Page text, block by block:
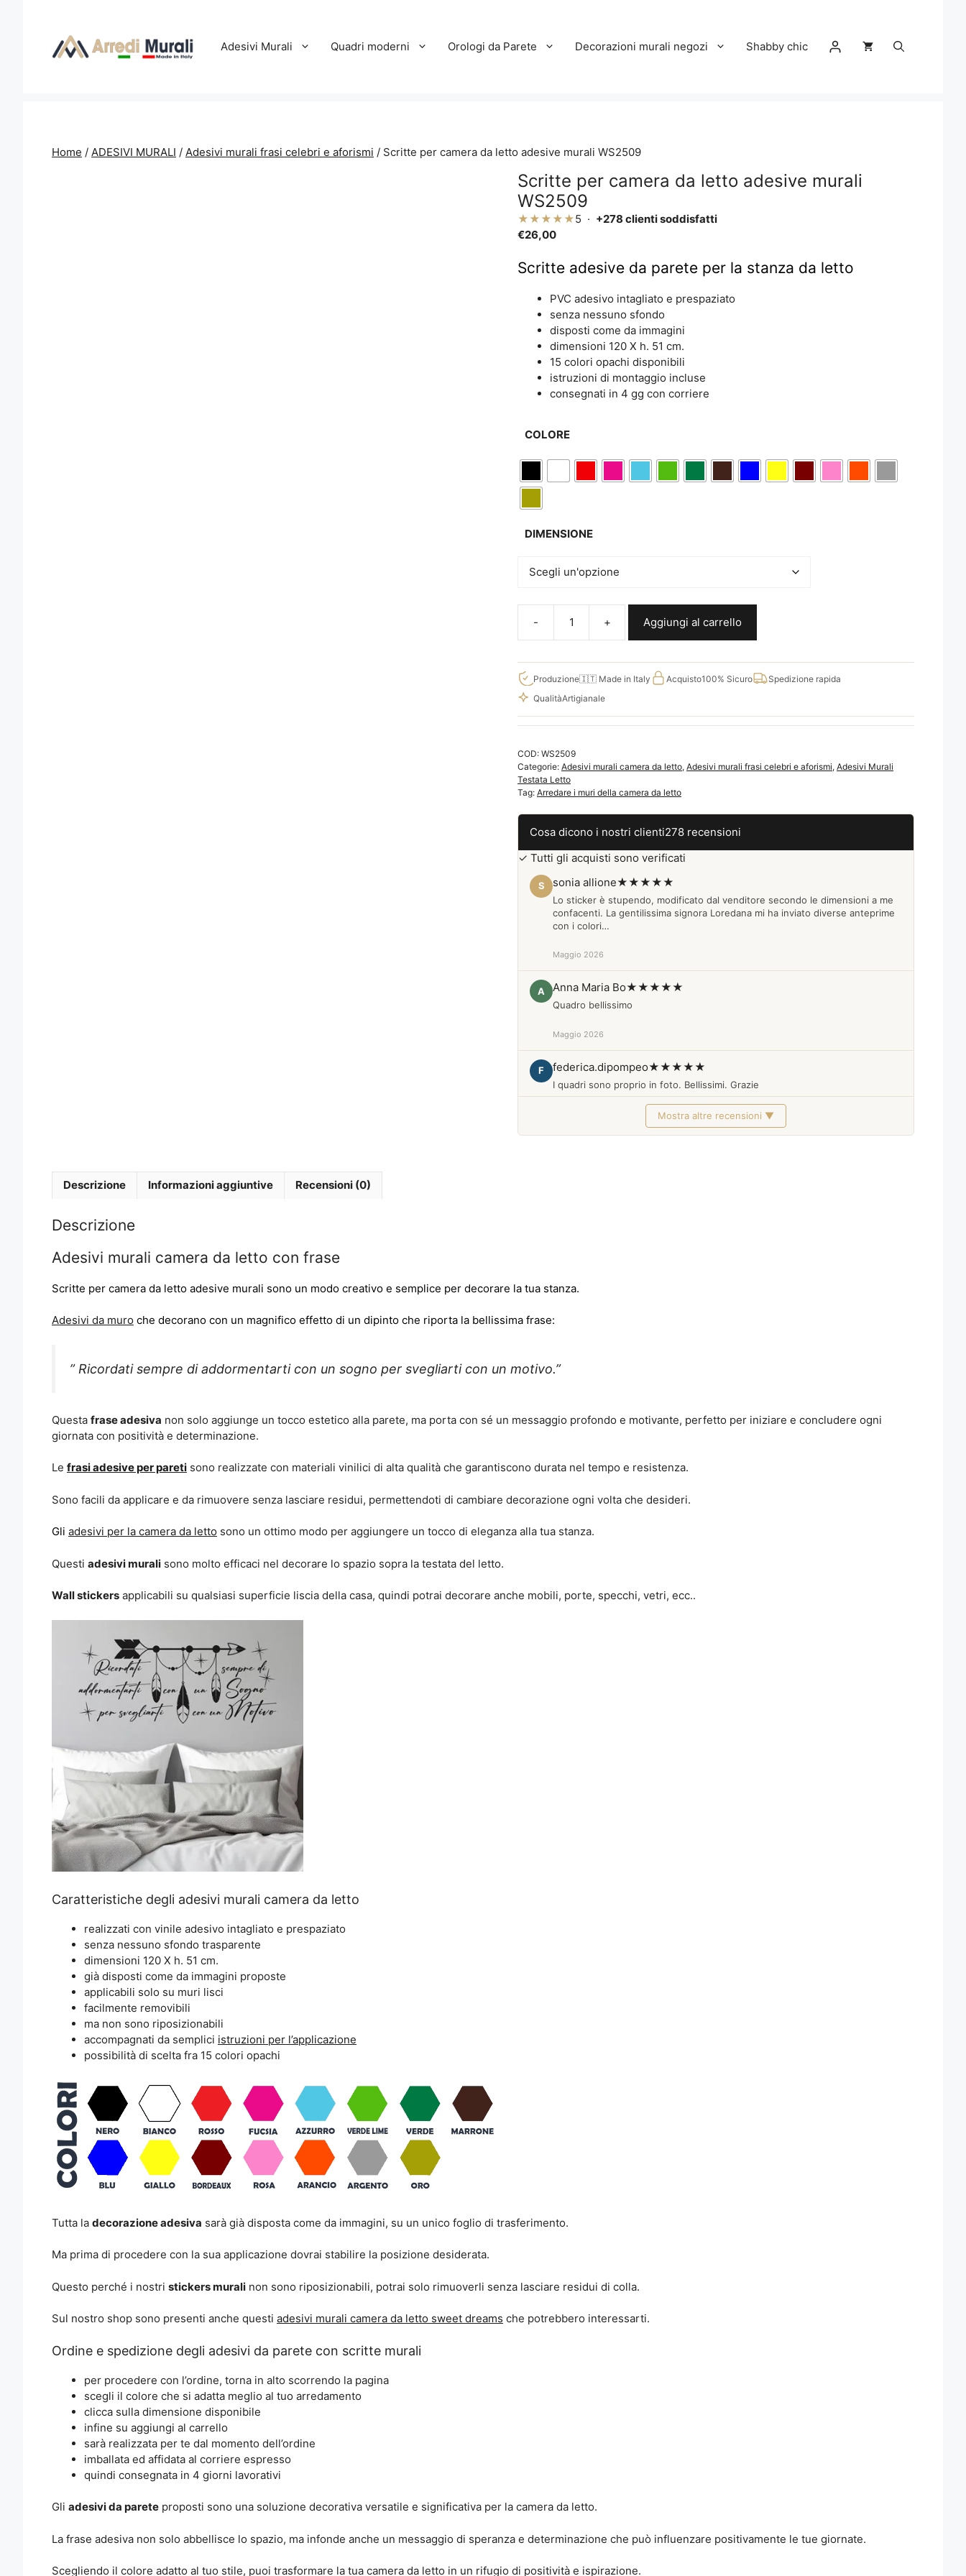
Adesivi Murali Quadri moderni Orologi da Parete Decorazioni murali negozi Shabby chic
Home / ADESIVI MURALI / Adesivi murali frasi celebri e aforismi / Scritte per camera da letto adesive murali WS2509
Scritte per camera da letto adesive murali
WS2509
★★★★★5 · +278 clienti soddisfatti
€26,00
Scritte adesive da parete per la stanza da letto
PVC adesivo intagliato e prespaziato
senza nessuno sfondo
disposti come da immagini
dimensioni 120 X h. 51 cm.
15 colori opachi disponibili
istruzioni di montaggio incluse
consegnati in 4 gg con corriere
COLORE
DIMENSIONE
per
camera
da
letto
murali
quantità
Aggiungi al carrello
Produzione🇮🇹 Made in Italy Acquisto100% Sicuro
Spedizione rapida
QualitàArtigianale
COD: WS2509
Categorie: Adesivi murali camera da letto, Adesivi murali frasi celebri e aforismi, Adesivi Murali
Testata Letto
Tag: Arredare i muri della camera da letto
Cosa dicono i nostri clienti278 recensioni
✓ Tutti gli acquisti sono verificati
S sonia allione★★★★★
Lo sticker è stupendo, modificato dal venditore secondo le dimensioni a me
confacenti. La gentilissima signora Loredana mi ha inviato diverse anteprime
con i colori…
Maggio 2026
A Anna Maria Bo★★★★★
Quadro bellissimo
Maggio 2026
F federica.dipompeo★★★★★
I quadri sono proprio in foto. Bellissimi. Grazie
Mostra altre recensioni ▼
Descrizione Informazioni aggiuntive Recensioni (0)
Descrizione
Adesivi murali camera da letto con frase
Scritte per camera da letto adesive murali sono un modo creativo e semplice per decorare la tua stanza.
Adesivi da muro che decorano con un magnifico effetto di un dipinto che riporta la bellissima frase:
” Ricordati sempre di addormentarti con un sogno per svegliarti con un motivo.”
Questa frase adesiva non solo aggiunge un tocco estetico alla parete, ma porta con sé un messaggio profondo e motivante, perfetto per iniziare e concludere ogni
giornata con positività e determinazione.
Le frasi adesive per pareti sono realizzate con materiali vinilici di alta qualità che garantiscono durata nel tempo e resistenza.
Sono facili da applicare e da rimuovere senza lasciare residui, permettendoti di cambiare decorazione ogni volta che desideri.
Gli adesivi per la camera da letto sono un ottimo modo per aggiungere un tocco di eleganza alla tua stanza.
Questi adesivi murali sono molto efficaci nel decorare lo spazio sopra la testata del letto.
Wall stickers applicabili su qualsiasi superficie liscia della casa, quindi potrai decorare anche mobili, porte, specchi, vetri, ecc..
Caratteristiche degli adesivi murali camera da letto
realizzati con vinile adesivo intagliato e prespaziato
senza nessuno sfondo trasparente
dimensioni 120 X h. 51 cm.
già disposti come da immagini proposte
applicabili solo su muri lisci
facilmente removibili
ma non sono riposizionabili
accompagnati da semplici istruzioni per l’applicazione
possibilità di scelta fra 15 colori opachi
Tutta la decorazione adesiva sarà già disposta come da immagini, su un unico foglio di trasferimento.
Ma prima di procedere con la sua applicazione dovrai stabilire la posizione desiderata.
Questo perché i nostri stickers murali non sono riposizionabili, potrai solo rimuoverli senza lasciare residui di colla.
Sul nostro shop sono presenti anche questi adesivi murali camera da letto sweet dreams che potrebbero interessarti.
Ordine e spedizione degli adesivi da parete con scritte murali
per procedere con l’ordine, torna in alto scorrendo la pagina
scegli il colore che si adatta meglio al tuo arredamento
clicca sulla dimensione disponibile
infine su aggiungi al carrello
sarà realizzata per te dal momento dell’ordine
imballata ed affidata al corriere espresso
quindi consegnata in 4 giorni lavorativi
Gli adesivi da parete proposti sono una soluzione decorativa versatile e significativa per la camera da letto.
La frase adesiva non solo abbellisce lo spazio, ma infonde anche un messaggio di speranza e determinazione che può influenzare positivamente le tue giornate.
Scegliendo il colore adatto al tuo stile, puoi trasformare la tua camera da letto in un rifugio di positività e ispirazione.